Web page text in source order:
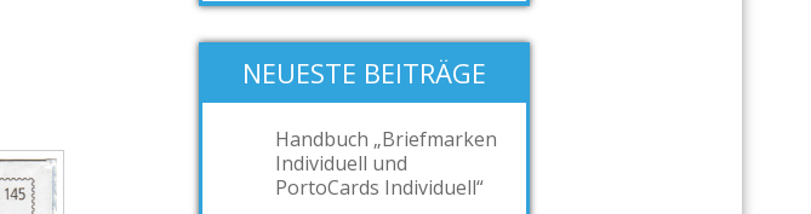
NEUESTE BEITRÄGE
Handbuch „Briefmarken
Individuell und
PortoCards Individuell“